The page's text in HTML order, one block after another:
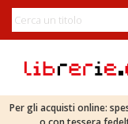
Per gli acquisti online: